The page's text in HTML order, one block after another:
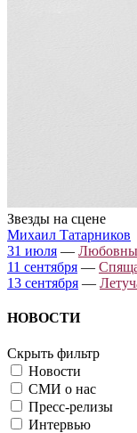
Звезды на сцене
Михаил Татарников
31 июля —
11 сентября —
13 сентября —
НОВОСТИ
Скрыть фильтр
Новости
СМИ о нас
Пресс-релизы
Интервью